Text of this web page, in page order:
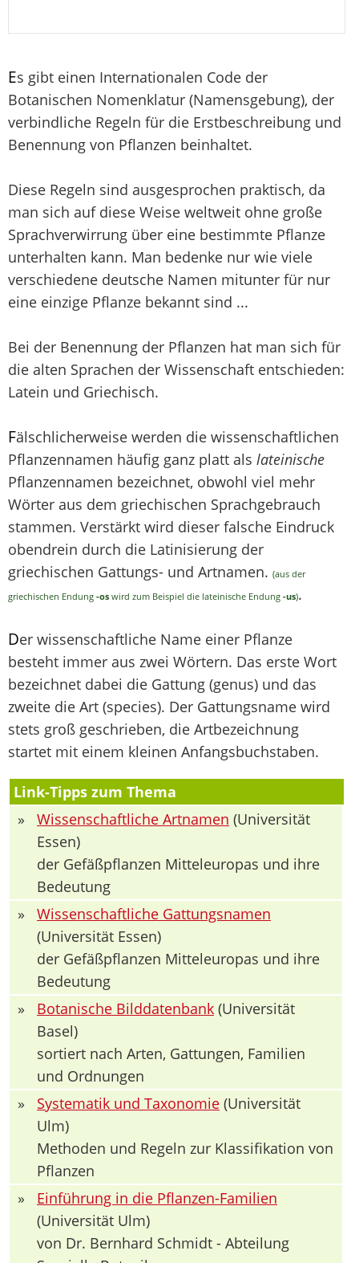
Es gibt einen Internationalen Code der
Botanischen Nomenklatur (Namensgebung), der
verbindliche Regeln für die Erstbeschreibung und
Benennung von Pflanzen beinhaltet.
Diese Regeln sind ausgesprochen praktisch, da
man sich auf diese Weise weltweit ohne große
Sprachverwirrung über eine bestimmte Pflanze
unterhalten kann. Man bedenke nur wie viele
verschiedene deutsche Namen mitunter für nur
eine einzige Pflanze bekannt sind ...
Bei der Benennung der Pflanzen hat man sich für
die alten Sprachen der Wissenschaft entschieden:
Latein und Griechisch.
Fälschlicherweise werden die wissenschaftlichen
Pflanzennamen häufig ganz platt als lateinische
Pflanzennamen bezeichnet, obwohl viel mehr
Wörter aus dem griechischen Sprachgebrauch
stammen. Verstärkt wird dieser falsche Eindruck
obendrein durch die Latinisierung der
griechischen Gattungs- und Artnamen. (aus der
griechischen Endung -os wird zum Beispiel die lateinische Endung -us).
Der wissenschaftliche Name einer Pflanze
besteht immer aus zwei Wörtern. Das erste Wort
bezeichnet dabei die Gattung (genus) und das
zweite die Art (species). Der Gattungsname wird
stets groß geschrieben, die Artbezeichnung
startet mit einem kleinen Anfangsbuchstaben.
Link-Tipps zum Thema
»
Wissenschaftliche Artnamen (Universität
Essen)
der Gefäßpflanzen Mitteleuropas und ihre
Bedeutung
»
Wissenschaftliche Gattungsnamen
(Universität Essen)
der Gefäßpflanzen Mitteleuropas und ihre
Bedeutung
»
Botanische Bilddatenbank (Universität
Basel)
sortiert nach Arten, Gattungen, Familien
und Ordnungen
»
Systematik und Taxonomie (Universität
Ulm)
Methoden und Regeln zur Klassifikation von
Pflanzen
»
Einführung in die Pflanzen-Familien
(Universität Ulm)
von Dr. Bernhard Schmidt - Abteilung